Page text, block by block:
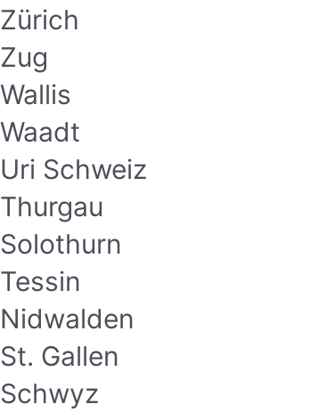
Zürich
Zug
Wallis
Waadt
Uri Schweiz
Thurgau
Solothurn
Tessin
Nidwalden
St. Gallen
Schwyz